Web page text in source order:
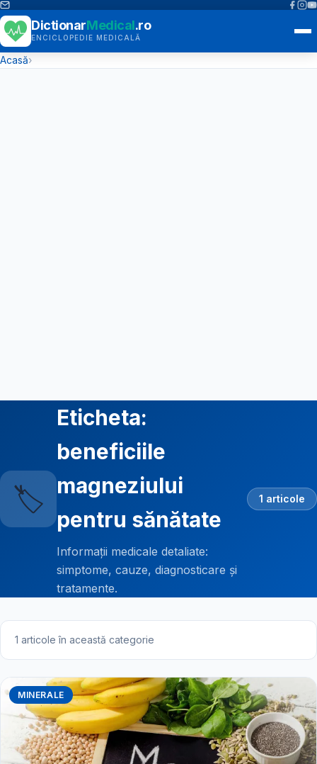
DictionarMedical.ro
ENCICLOPEDIE MEDICALĂ
Acasă›
🏷️
Eticheta:
beneficiile
magneziului
pentru sănătate
Informații medicale detaliate:
simptome, cauze, diagnosticare și
tratamente.
1 articole
1 articole în această categorie
MINERALE